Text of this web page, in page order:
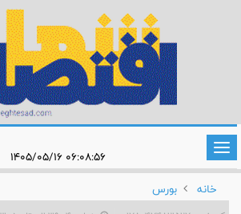
تغییر
وضعیت
ناوبری
خانه
بورس